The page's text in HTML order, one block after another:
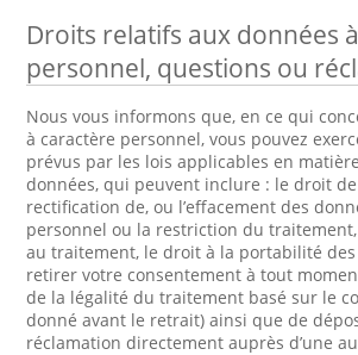
Droits relatifs aux données
personnel, questions ou
Nous vous informons que, en ce qui
à caractère personnel, vous pouvez
prévus par les lois applicables en
données, qui peuvent inclure : le droit de
rectification de, ou l’effacement des
personnel ou la restriction du traitement,
au traitement, le droit à la portabilité des
retirer votre consentement à tout
de la légalité du traitement basé sur le
donné avant le retrait) ainsi que de
réclamation directement auprès d’une